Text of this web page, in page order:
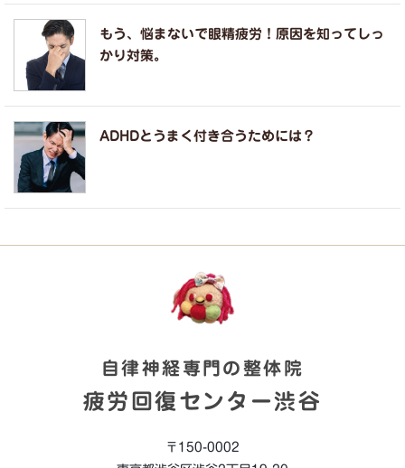
もう、悩まないで眼精疲労！原因を知ってしっ
かり対策。
ADHDとうまく付き合うためには？
自律神経専門の整体院
疲労回復センター渋谷
〒150-0002